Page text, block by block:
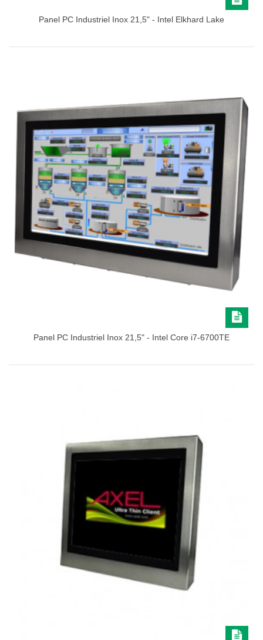
Panel PC Industriel Inox 21,5" - Intel Elkhard Lake
Panel PC Industriel Inox 21,5" - Intel Core i7-6700TE